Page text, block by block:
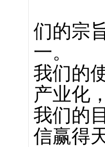
们的宗
一。
我们的
产业化
我们的
信赢得